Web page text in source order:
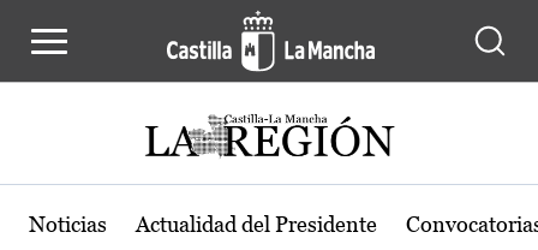
Noticias Actualidad del Presidente